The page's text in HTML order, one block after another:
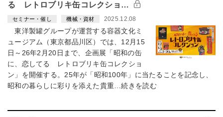
る レトロブリキ缶コレクショ…
セミナー・催し 機械・資材 2025.12.08
東洋製罐グループが運営する容器文化ミ
ュージアム（東京都品川区）では、12月15
日～26年2月20日まで、企画展「昭和の缶
に、恋してる レトロブリキ缶コレクショ
ン」を開催する。25年が「昭和100年」に当たることを記念し、
昭和の暮らしに彩りを添えた貴重…続きを読む